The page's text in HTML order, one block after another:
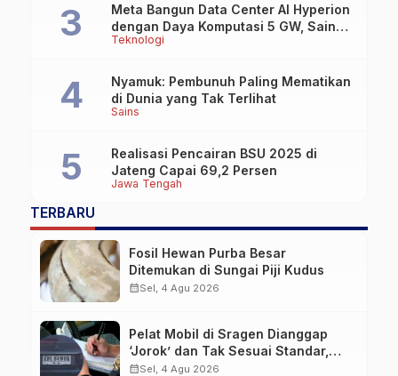
Teknologi
Meta Bangun Data Center AI Hyperion
dengan Daya Komputasi 5 GW, Saingi
OpenAI dan Google
Sains
Nyamuk: Pembunuh Paling Mematikan
di Dunia yang Tak Terlihat
Jawa Tengah
Realisasi Pencairan BSU 2025 di
Jateng Capai 69,2 Persen
TERBARU
Fosil Hewan Purba Besar
Ditemukan di Sungai Piji Kudus
calendar_monthSel, 4 Agu 2026
Pelat Mobil di Sragen Dianggap
‘Jorok’ dan Tak Sesuai Standar,
Pengemudi Kena Tilang
calendar_monthSel, 4 Agu 2026